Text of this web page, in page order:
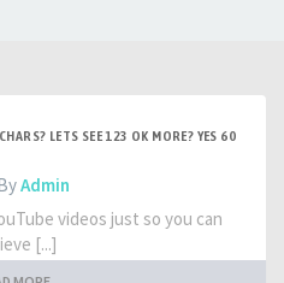
LETS SEE 123 OK MORE? YES 60
Admin
videos just so you can
[...]